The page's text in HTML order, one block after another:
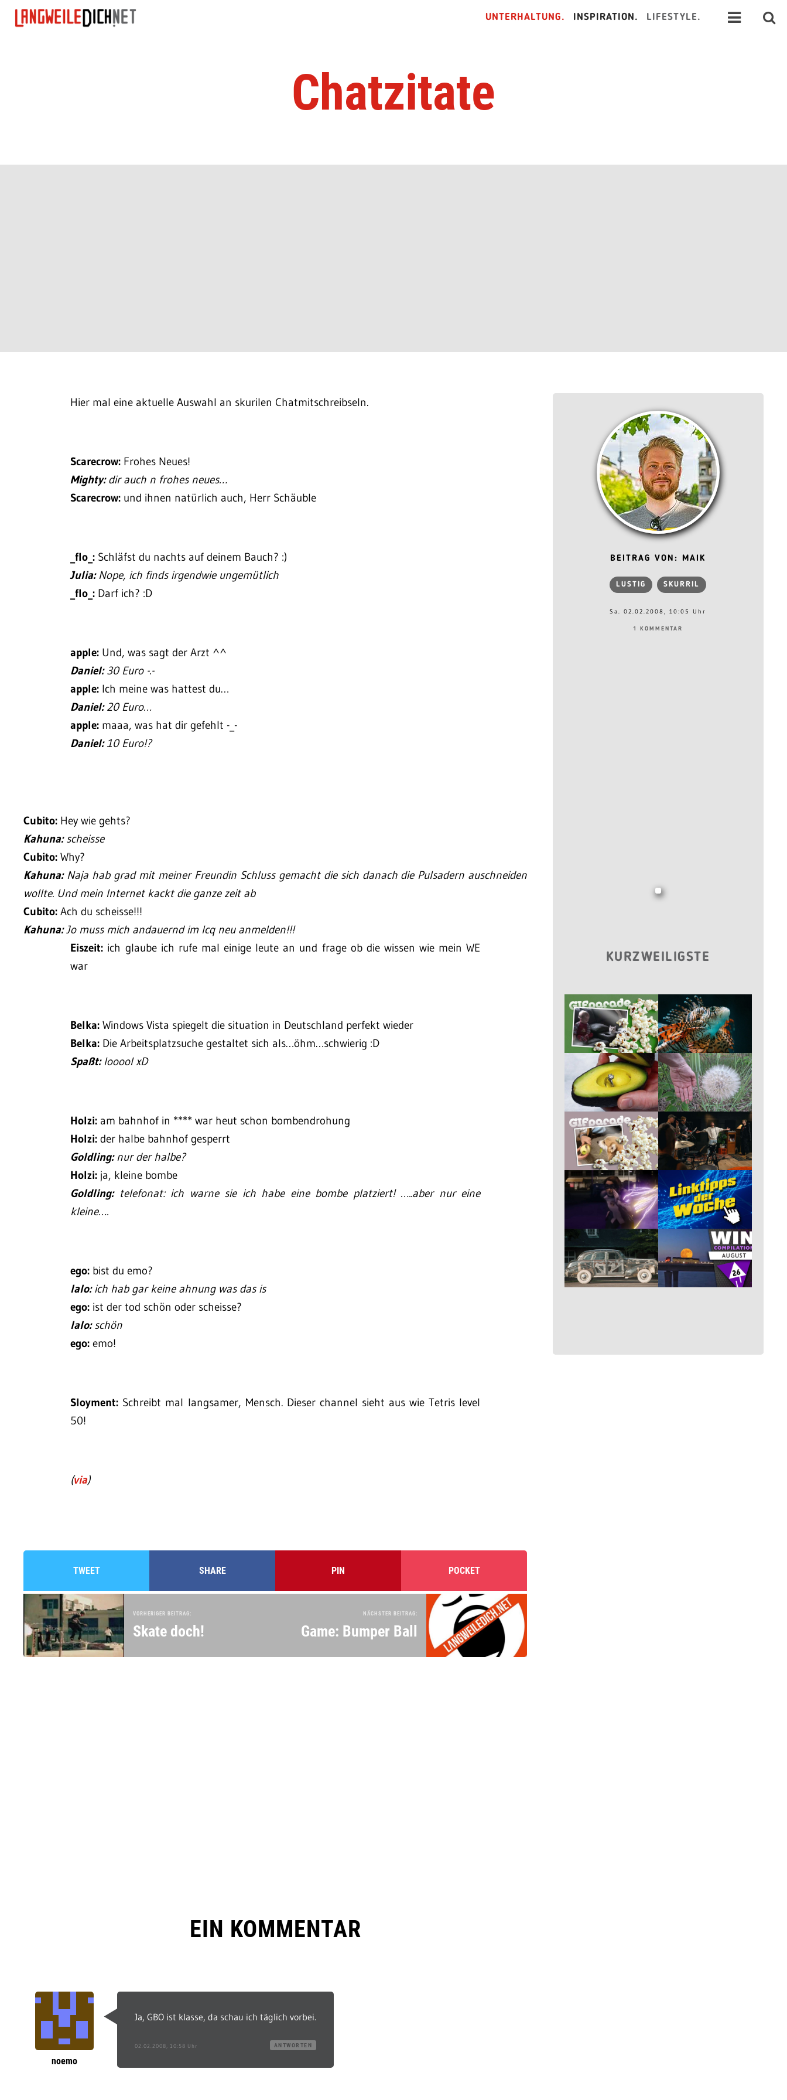
UNTERHALTUNG. INSPIRATION. LIFESTYLE.
Chatzitate
Hier mal eine aktuelle Auswahl an skurilen Chatmitschreibseln.
Scarecrow: Frohes Neues!
Mighty:dir auch n frohes neues…
Scarecrow: und ihnen natürlich auch, Herr Schäuble
_flo_: Schläfst du nachts auf deinem Bauch? :)
Julia:Nope, ich finds irgendwie ungemütlich
_flo_: Darf ich? :D
apple: Und, was sagt der Arzt ^^
Daniel:30 Euro -.-
apple: Ich meine was hattest du…
Daniel:20 Euro…
apple: maaa, was hat dir gefehlt -_-
Daniel:10 Euro!?
Cubito: Hey wie gehts?
Kahuna:scheisse
Cubito: Why?
Kahuna:Naja hab grad mit meiner Freundin Schluss gemacht die sich danach die Pulsadern auschneiden
wollte. Und mein Internet kackt die ganze zeit ab
Cubito: Ach du scheisse!!!
Kahuna:Jo muss mich andauernd im Icq neu anmelden!!!
Eiszeit: ich glaube ich rufe mal einige leute an und frage ob die wissen wie mein WE
war
Belka: Windows Vista spiegelt die situation in Deutschland perfekt wieder
Belka: Die Arbeitsplatzsuche gestaltet sich als…öhm…schwierig :D
Spaßt:looool xD
Holzi: am bahnhof in **** war heut schon bombendrohung
Holzi: der halbe bahnhof gesperrt
Goldling:nur der halbe?
Holzi: ja, kleine bombe
Goldling:telefonat: ich warne sie ich habe eine bombe platziert! …..aber nur eine
kleine….
ego: bist du emo?
lalo:ich hab gar keine ahnung was das is
ego: ist der tod schön oder scheisse?
lalo:schön
ego:emo!
Sloyment: Schreibt mal langsamer, Mensch. Dieser channel sieht aus wie Tetris level
50!
(via)
TWEET SHARE PIN POCKET
VORHERIGER BEITRAG:
Skate doch!
NÄCHSTER BEITRAG:
Game: Bumper Ball
EIN KOMMENTAR
noemo
Ja, GBO ist klasse, da schau ich täglich vorbei.
02.02.2008, 10:58 Uhr ANTWORTEN
BEITRAG VON: MAIK
LUSTIG SKURRIL
Sa. 02.02.2008, 10:05 Uhr
1 KOMMENTAR
KURZWEILIGSTE